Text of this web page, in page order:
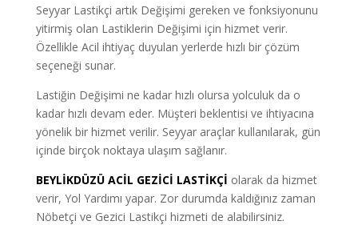
Seyyar Lastikçi artık Değişimi gereken ve fonksiyonunu
yitirmiş olan Lastiklerin Değişimi için hizmet verir.
Özellikle Acil ihtiyaç duyulan yerlerde hızlı bir çözüm
seçeneği sunar.
Lastiğin Değişimi ne kadar hızlı olursa yolculuk da o
kadar hızlı devam eder. Müşteri beklentisi ve ihtiyacına
yönelik bir hizmet verilir. Seyyar araçlar kullanılarak, gün
içinde birçok noktaya ulaşım sağlanır.
BEYLİKDÜZÜ ACİL GEZİCİ LASTİKÇİ olarak da hizmet
verir, Yol Yardımı yapar. Zor durumda kaldığınız zaman
Nöbetçi ve Gezici Lastikçi hizmeti de alabilirsiniz.